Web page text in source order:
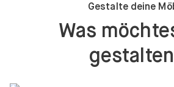
Gestalte deine
Was